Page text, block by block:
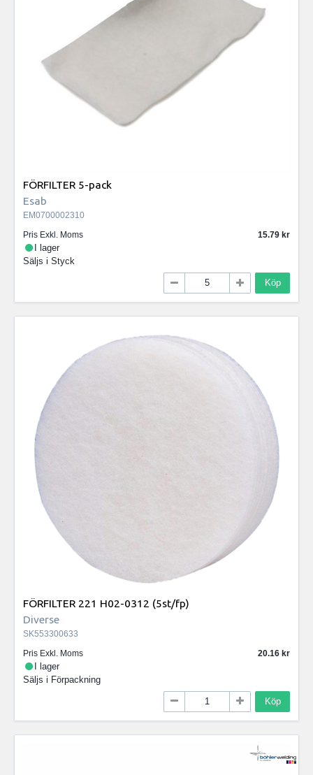
FÖRFILTER 5-pack
Esab
EM0700002310
Pris Exkl. Moms
15.79
I lager
Säljs i Styck
Köp
FÖRFILTER 221 H02-0312 (5st/fp)
Diverse
SK553300633
Pris Exkl. Moms
20.16
I lager
Säljs i Förpackning
Köp